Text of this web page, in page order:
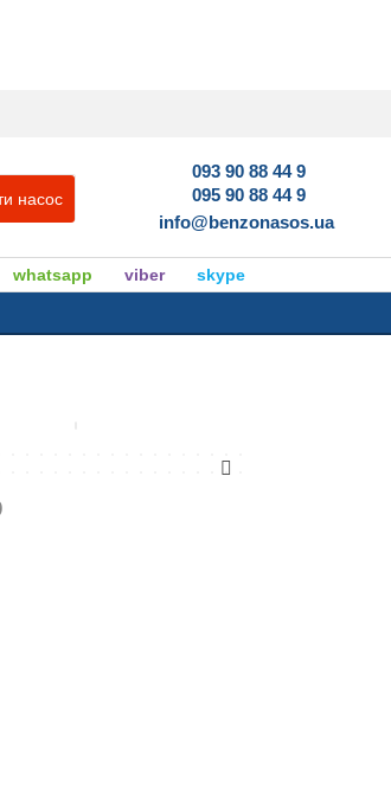
насос
093 90 88 44 9
095 90 88 44 9
info@benzonasos.ua
whatsapp viber
skype